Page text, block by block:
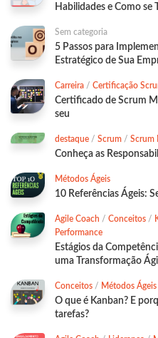
Habilidades e Como se
Sem categoria
5 Passos para
Estratégico de Sua
Carreira / Certificação
Certificado de Scrum
seu
destaque / Scrum / Scrum
Conheça as
Métodos Ágeis
10 Referências Ágeis:
Agile Coach / Conceitos /
Performance
Estágios da
uma Transformação Ágil
Conceitos / Métodos Ágeis
O que é Kanban? E
tarefas?